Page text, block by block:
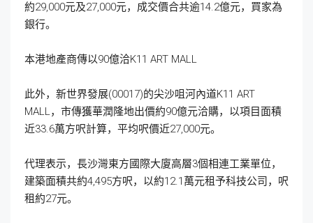
約29,000元及27,000元，成交價合共逾14.2億元，買家為
銀行。
本港地產商傳以90億洽K11 ART MALL
此外，新世界發展(00017)的尖沙咀河內道K11 ART
MALL，市傳獲華潤隆地出價約90億元洽購，以項目面積
近33.6萬方呎計算，平均呎價近27,000元。
代理表示，長沙灣東方國際大廈高層3個相連工業單位，
建築面積共約4,495方呎，以約12.1萬元租予科技公司，呎
租約27元。